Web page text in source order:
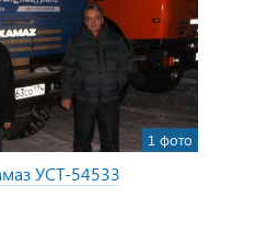
1 фото
УСТ-54533